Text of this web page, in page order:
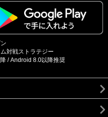
対戦ストラテジー
/ Android 8.0以降推奨